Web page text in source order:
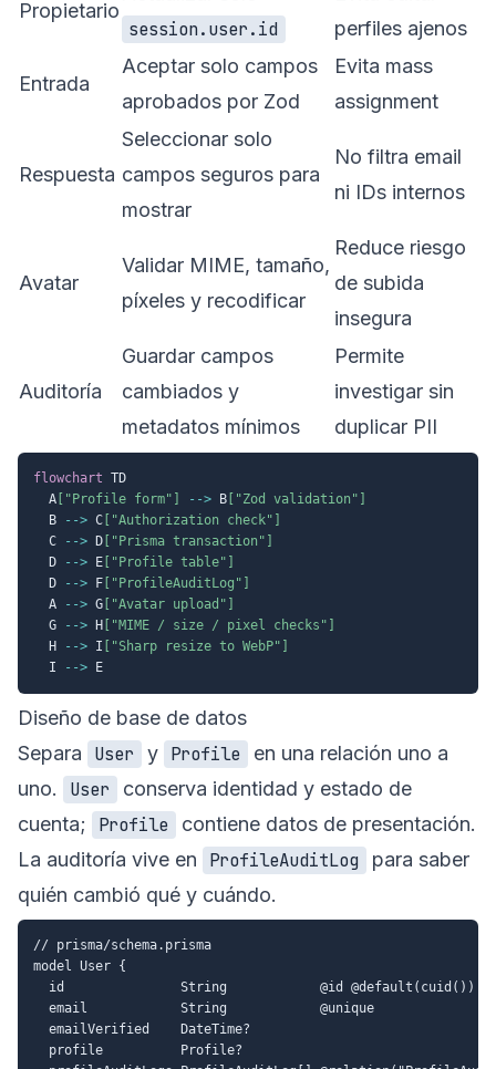
Propietario
session.user.id
perfiles ajenos
Entrada
Aceptar solo campos
aprobados por Zod
Evita mass
assignment
Respuesta
Seleccionar solo
campos seguros para
mostrar
No filtra email
ni IDs internos
Avatar
Validar MIME, tamaño,
píxeles y recodificar
Reduce riesgo
de subida
insegura
Auditoría
Guardar campos
cambiados y
metadatos mínimos
Permite
investigar sin
duplicar PII
flowchart TD
  A
["Profile form"] --> B ["Zod validation"]
  B
--> C ["Authorization check"]
  C
--> D ["Prisma transaction"]
  D
--> E ["Profile table"]
  D
--> F ["ProfileAuditLog"]
  A
--> G ["Avatar upload"]
  G
--> H ["MIME / size / pixel checks"]
  H
--> I ["Sharp resize to WebP"]
  I
-->
Diseño de base de datos
Separa
User y Profile
en una relación uno a
uno.
User
conserva identidad y estado de
cuenta;
Profile
contiene datos de presentación.
La auditoría vive en
ProfileAuditLog
para saber
quién cambió qué y cuándo.
// prisma/schema.prisma
model User {
  id               String            @id @default(cuid())
  email            String            @unique
  emailVerified    DateTime?
  profile          Profile?